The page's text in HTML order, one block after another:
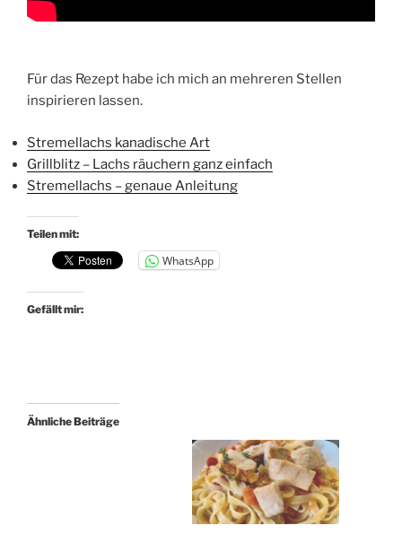
Für das Rezept habe ich mich an mehreren Stellen
inspirieren lassen.
Stremellachs kanadische Art
Grillblitz – Lachs räuchern ganz einfach
Stremellachs – genaue Anleitung
Teilen mit:
WhatsApp
Gefällt mir:
Ähnliche Beiträge